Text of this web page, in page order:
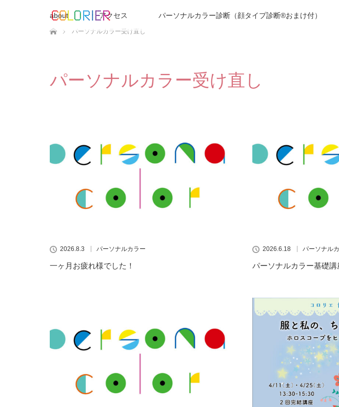
about アクセス パーソナルカラー診断（顔タイプ診断®︎おまけ付）
ホーム
パーソナルカラー受け直し
パーソナルカラー受け直し
2026.8.3 パーソナルカラー
一ヶ月お疲れ様でした！
2026.6.18 パーソナル
パーソナルカラー基礎講